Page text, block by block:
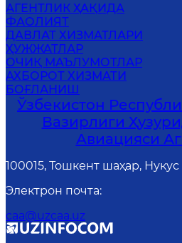
АГЕНТЛИК ҲАҚИДА
ФАОЛИЯТ
ДАВЛАТ ХИЗМАТЛАРИ
ҲУЖЖАТЛАР
ОЧИҚ МАЪЛУМОТЛАР
АХБОРОТ ХИЗМАТИ
БОҒЛАНИШ
Ўзбекистон
Вазирлиги
Авиацияси
100015, Тошкент шаҳар, Нукус
Электрон почта:
caa@uzcaa.uz